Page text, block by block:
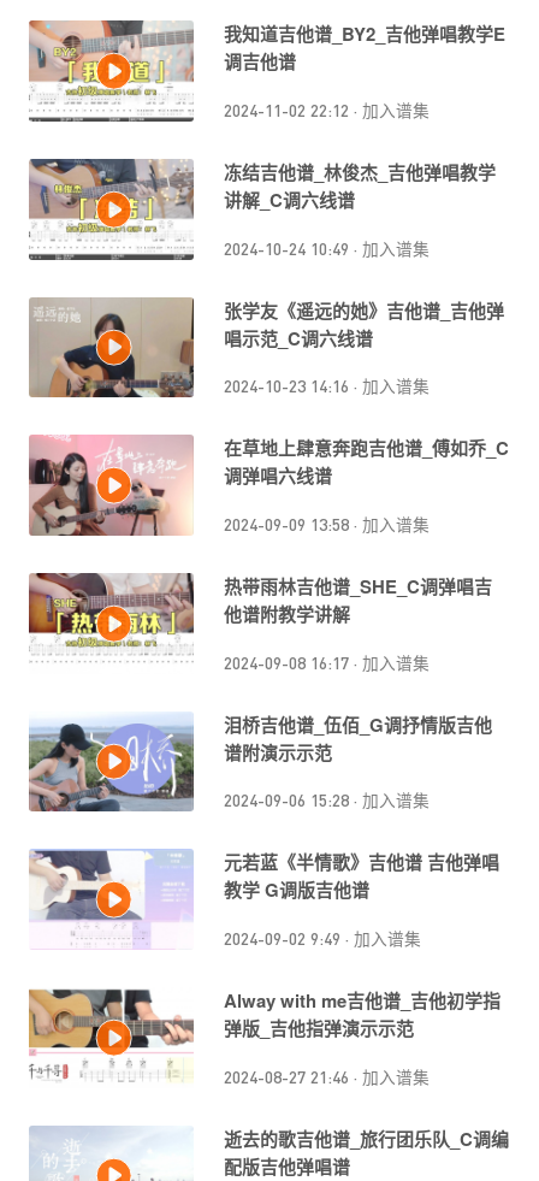
我知道吉他谱_BY2_吉他弹唱教学E
调吉他谱
2024-11-02 22:12 · 加入谱集
冻结吉他谱_林俊杰_吉他弹唱教学
讲解_C调六线谱
2024-10-24 10:49 · 加入谱集
张学友《遥远的她》吉他谱_吉他弹
唱示范_C调六线谱
2024-10-23 14:16 · 加入谱集
在草地上肆意奔跑吉他谱_傅如乔_C
调弹唱六线谱
2024-09-09 13:58 · 加入谱集
热带雨林吉他谱_SHE_C调弹唱吉
他谱附教学讲解
2024-09-08 16:17 · 加入谱集
泪桥吉他谱_伍佰_G调抒情版吉他
谱附演示示范
2024-09-06 15:28 · 加入谱集
元若蓝《半情歌》吉他谱 吉他弹唱
教学 G调版吉他谱
2024-09-02 9:49 · 加入谱集
Alway with me吉他谱_吉他初学指
弹版_吉他指弹演示示范
2024-08-27 21:46 · 加入谱集
逝去的歌吉他谱_旅行团乐队_C调编
配版吉他弹唱谱